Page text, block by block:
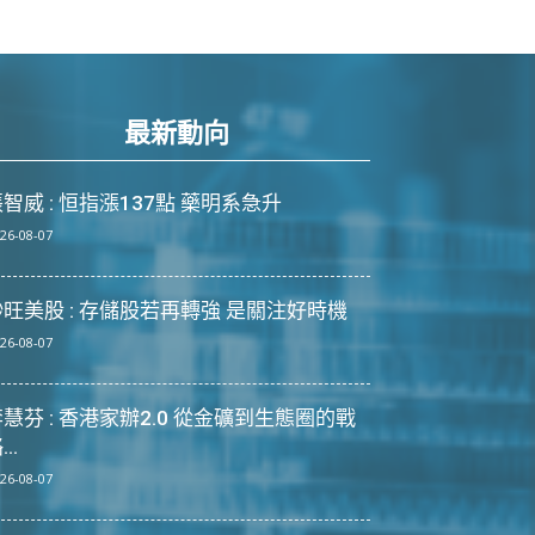
最新動向
威 : 恒指漲137點 藥明系急升
08-07
美股 : 存儲股若再轉強 是關注好時機
08-07
芬 : 香港家辦2.0 從金礦到生態圈的戰
08-07